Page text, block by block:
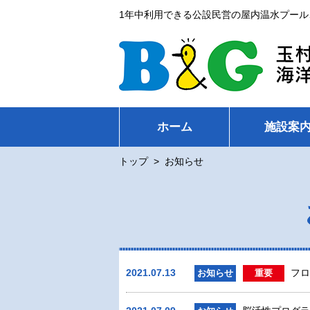
1年中利用できる公設民営の屋内温水プー
ホーム 施設案内
トップ > お知らせ
2021.07.13 お知らせ 重要 フ